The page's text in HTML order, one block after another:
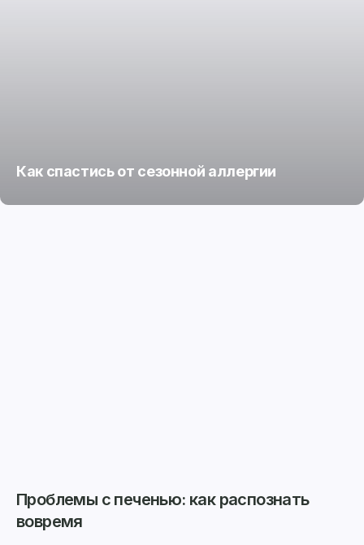
Как спастись от сезонной аллергии
Проблемы с печенью: как распознать
вовремя